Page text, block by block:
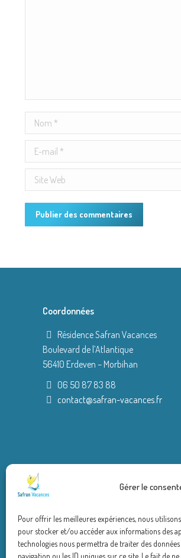
Gérer le
Pour offrir les meilleures expériences, nous
pour stocker et/ou accéder aux informations des
technologies nous permettra de traiter des
navigation ou les ID uniques sur ce site. Le fait de
Nom *
E-mail *
Site Web
Publier des commentaires
Coordonnées
Résidence Safran Vacances
Boulevard de l’Atlantique
56410 Erdeven – Morbihan
06 50 87 83 88
contact@safran-vacances.fr